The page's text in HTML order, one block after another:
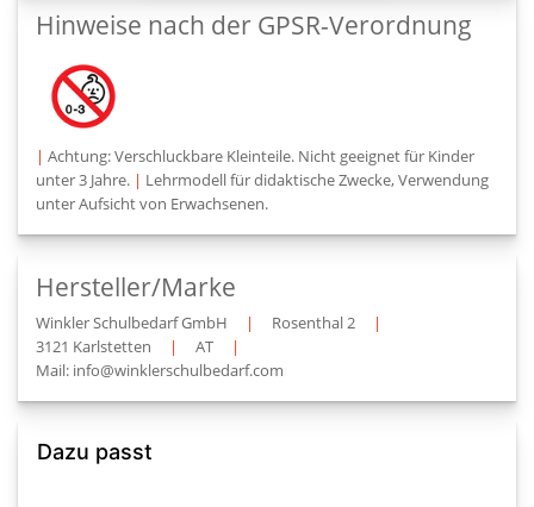
Hinweise nach der GPSR-Verordnung
| Achtung: Verschluckbare Kleinteile. Nicht geeignet für Kinder
unter 3 Jahre. | Lehrmodell für didaktische Zwecke, Verwendung
unter Aufsicht von Erwachsenen.
Hersteller/Marke
Winkler Schulbedarf GmbH | Rosenthal 2
|
3121 Karlstetten
| AT
|
Mail: info@winklerschulbedarf.com
Dazu passt